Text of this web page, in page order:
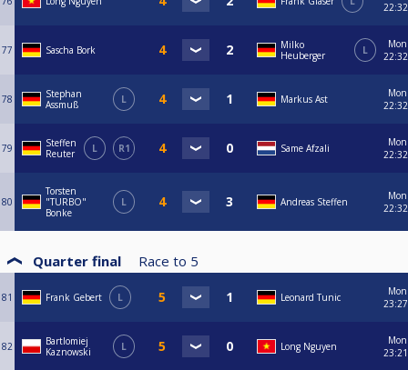
22:32
77 Sascha Bork
Milko
Heuberger
L
Mon
22:32
78
Stephan
Assmuß
L Markus Ast
Mon
22:32
79
Steffen
Reuter
L R1 Same Afzali
Mon
22:32
80
Torsten
"TURBO"
Bonke
L Andreas Steffen
Mon
22:32
Quarter final Race to 5
81 Frank Gebert L Leonard Tunic
Mon
23:27
82
Bartlomiej
Kaznowski
L Long Nguyen
Mon
23:21